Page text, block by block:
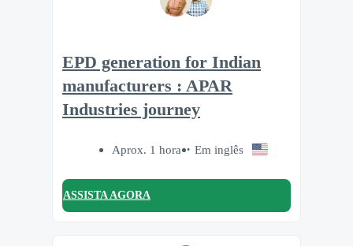
EPD generation for Indian
manufacturers : APAR
Industries journey
Aprox. 1 hora Em inglês
ASSISTA AGORA